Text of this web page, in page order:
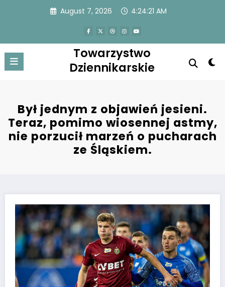
August 7, 2026 4:24:21 AM
Towarzystwo
Dziennikarskie
Był jednym z objawień jesieni.
Teraz, pomimo wiosennej astmy,
nie porzucił marzeń o pucharach
ze Śląskiem.